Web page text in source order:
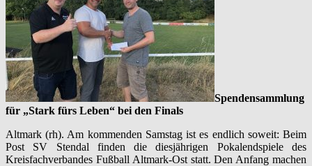
Spendensammlung
für „Stark fürs Leben“ bei den Finals
Altmark (rh). Am kommenden Samstag ist es endlich soweit: Beim
Post SV Stendal finden die diesjährigen Pokalendspiele des
Kreisfachverbandes Fußball Altmark-Ost statt. Den Anfang machen